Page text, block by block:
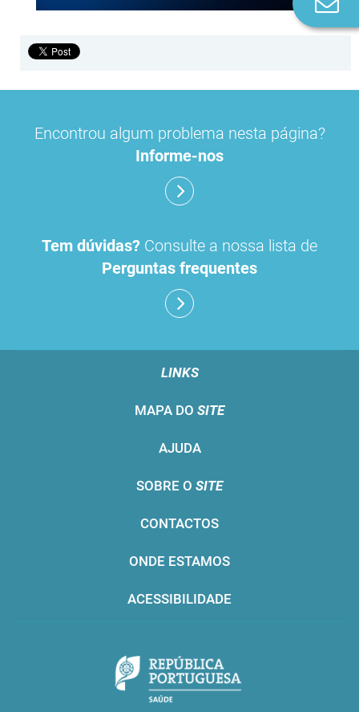
Encontrou algum problema nesta página?
Informe-nos
Tem dúvidas? Consulte a nossa lista de
Perguntas frequentes
LINKS
MAPA DO SITE
AJUDA
SOBRE O SITE
CONTACTOS
ONDE ESTAMOS
ACESSIBILIDADE